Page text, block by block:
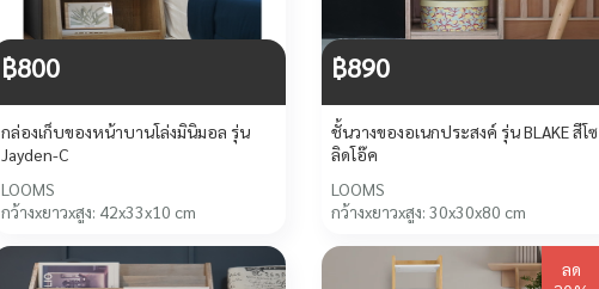
฿800
กล่องเก็บของหน้าบานโล่งมินิมอล รุ่น
Jayden-C
LOOMS
กว้างxยาวxสูง: 42x33x10 cm
฿890
ชั้นวางของอเนกประสงค์ รุ่น BLAKE สีโซ
ลิดโอ๊ค
LOOMS
กว้างxยาวxสูง: 30x30x80 cm
ลด